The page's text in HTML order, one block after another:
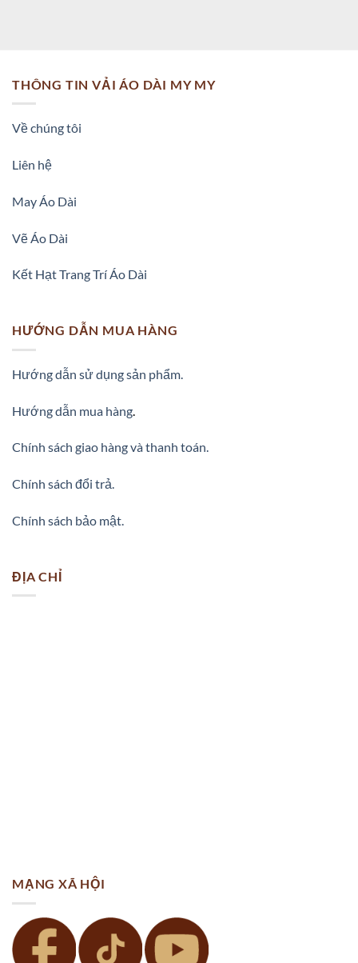
THÔNG TIN VẢI ÁO DÀI MY MY
Về chúng tôi
Liên hệ
May Áo Dài
Vẽ Áo Dài
Kết Hạt Trang Trí Áo Dài
HƯỚNG DẪN MUA HÀNG
Hướng dẫn sử dụng sản phẩm.
Hướng dẫn mua hàng
Chính sách giao hàng và thanh toán.
Chính sách đổi trả.
Chính sách bảo mật.
ĐỊA CHỈ
MẠNG XÃ HỘI